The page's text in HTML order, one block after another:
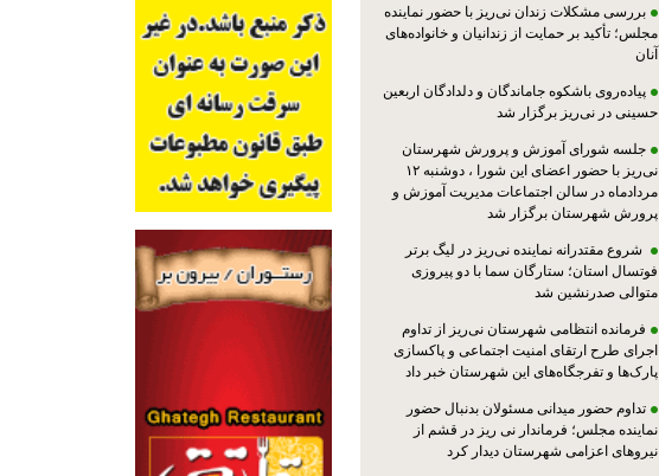
بررسی مشکلات زندان نی‌ریز با حضور نماینده
مجلس؛ تأکید بر حمایت از زندانیان و خانواده‌های
آنان
پیاده‌روی باشکوه جاماندگان و دلدادگان اربعین
حسینی در نی‌ریز برگزار شد
جلسه شورای آموزش و پرورش شهرستان
نی‌ریز با حضور اعضای این شورا ، دوشنبه ۱۲
مردادماه در سالن اجتماعات مدیریت آموزش و
پرورش شهرستان برگزار شد
شروع مقتدرانه نماینده نی‌ریز در لیگ برتر
فوتسال استان؛ ستارگان سما با دو پیروزی
متوالی صدرنشین شد
فرمانده انتظامی شهرستان نی‌ریز از تداوم
اجرای طرح ارتقای امنیت اجتماعی و پاکسازی
پارک‌ها و تفرجگاه‌های این شهرستان خبر داد
تداوم حضور میدانی مسئولان بدنبال حضور
نماینده مجلس؛ فرماندار نی ریز در قشم از
نیروهای اعزامی شهرستان دیدار کرد